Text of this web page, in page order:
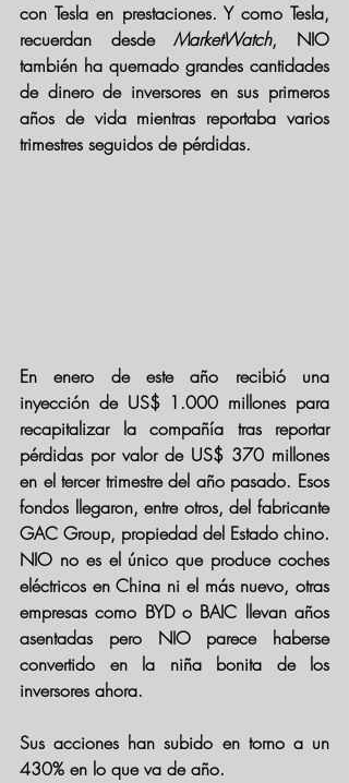
con Tesla en prestaciones. Y como Tesla,
recuerdan desde MarketWatch, NIO
también ha quemado grandes cantidades
de dinero de inversores en sus primeros
años de vida mientras reportaba varios
trimestres seguidos de pérdidas.
inyección de US$ 1.000 millones para
recapitalizar la compañía tras reportar
pérdidas por valor de US$ 370 millones
en el tercer trimestre del año pasado. Esos
fondos llegaron, entre otros, del fabricante
GAC Group, propiedad del Estado chino.
NIO no es el único que produce coches
eléctricos en China ni el más nuevo, otras
empresas como BYD o BAIC llevan años
asentadas pero NIO parece haberse
convertido en la niña bonita de los
inversores ahora.
Sus acciones han subido en torno a un
430% en lo que va de año.